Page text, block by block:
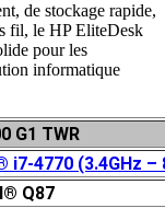
de stockage rapide,
fil, le HP EliteDesk
pour les
informatique
G1 TWR
i7-4770 (3.4GHz –
Q87